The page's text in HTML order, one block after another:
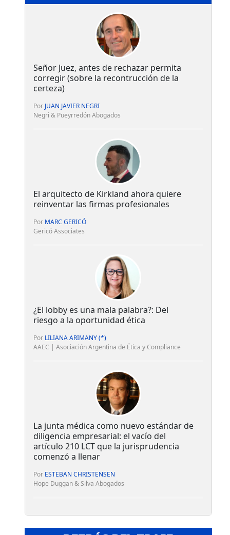
Señor Juez, antes de rechazar permita
corregir (sobre la recontrucción de la
certeza)
Por JUAN JAVIER NEGRI
Negri & Pueyrredón Abogados
El arquitecto de Kirkland ahora quiere
reinventar las firmas profesionales
Por MARC GERICÓ
Gericó Associates
¿El lobby es una mala palabra?: Del
riesgo a la oportunidad ética
Por LILIANA ARIMANY (*)
AAEC | Asociación Argentina de Ética y Compliance
La junta médica como nuevo estándar de
diligencia empresarial: el vacío del
artículo 210 LCT que la jurisprudencia
comenzó a llenar
Por ESTEBAN CHRISTENSEN
Hope Duggan & Silva Abogados